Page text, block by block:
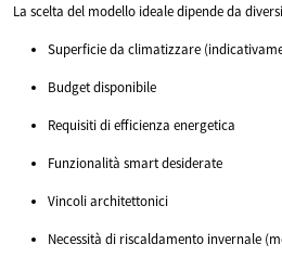
La scelta del modello ideale dipende da
Superficie da climatizzare
Budget disponibile
Requisiti di efficienza energetica
Funzionalità smart desiderate
Vincoli architettonici
Necessità di riscaldamento invernale